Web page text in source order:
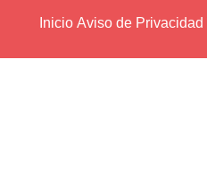
Inicio Aviso de Privacidad